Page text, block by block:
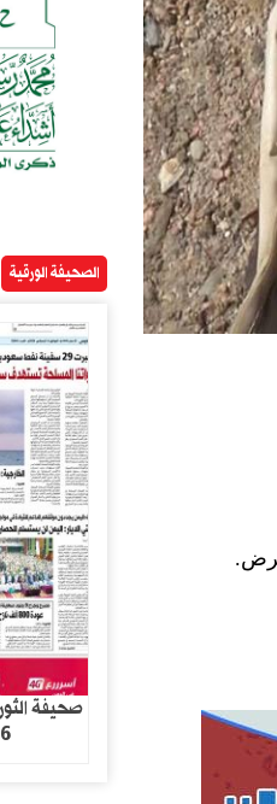
الصحيفة الورقية
6 اغسطس 2026